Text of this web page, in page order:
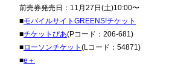
前売券発売日：11月27日(土)10:00〜
■モバイルサイトGREENS!チケット
■チケットぴあ(Pコード：206-681)
■ローソンチケット (Lコード：54871)
■e＋